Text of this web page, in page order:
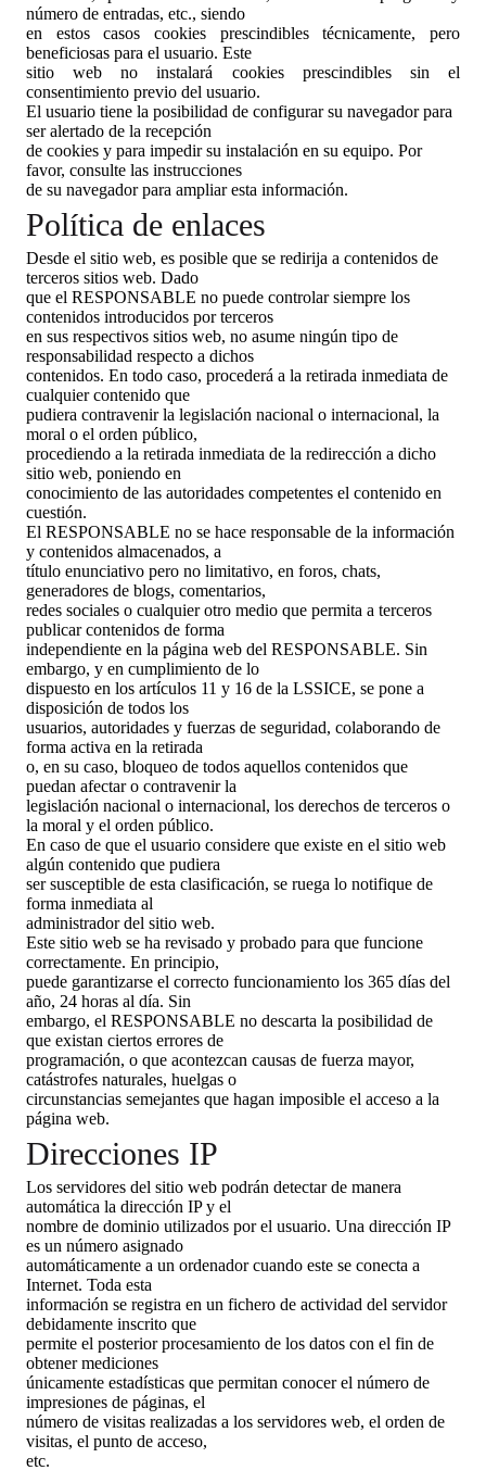
número de entradas, etc., siendo
en estos casos cookies prescindibles técnicamente, pero
beneficiosas para el usuario. Este
sitio web no instalará cookies prescindibles sin el
consentimiento previo del usuario.
El usuario tiene la posibilidad de configurar su navegador para
ser alertado de la recepción
de cookies y para impedir su instalación en su equipo. Por
favor, consulte las instrucciones
de su navegador para ampliar esta información.
Política de enlaces
Desde el sitio web, es posible que se redirija a contenidos de
terceros sitios web. Dado
que el RESPONSABLE no puede controlar siempre los
contenidos introducidos por terceros
en sus respectivos sitios web, no asume ningún tipo de
responsabilidad respecto a dichos
contenidos. En todo caso, procederá a la retirada inmediata de
cualquier contenido que
pudiera contravenir la legislación nacional o internacional, la
moral o el orden público,
procediendo a la retirada inmediata de la redirección a dicho
sitio web, poniendo en
conocimiento de las autoridades competentes el contenido en
cuestión.
El RESPONSABLE no se hace responsable de la información
y contenidos almacenados, a
título enunciativo pero no limitativo, en foros, chats,
generadores de blogs, comentarios,
redes sociales o cualquier otro medio que permita a terceros
publicar contenidos de forma
independiente en la página web del RESPONSABLE. Sin
embargo, y en cumplimiento de lo
dispuesto en los artículos 11 y 16 de la LSSICE, se pone a
disposición de todos los
usuarios, autoridades y fuerzas de seguridad, colaborando de
forma activa en la retirada
o, en su caso, bloqueo de todos aquellos contenidos que
puedan afectar o contravenir la
legislación nacional o internacional, los derechos de terceros o
la moral y el orden público.
En caso de que el usuario considere que existe en el sitio web
algún contenido que pudiera
ser susceptible de esta clasificación, se ruega lo notifique de
forma inmediata al
administrador del sitio web.
Este sitio web se ha revisado y probado para que funcione
correctamente. En principio,
puede garantizarse el correcto funcionamiento los 365 días del
año, 24 horas al día. Sin
embargo, el RESPONSABLE no descarta la posibilidad de
que existan ciertos errores de
programación, o que acontezcan causas de fuerza mayor,
catástrofes naturales, huelgas o
circunstancias semejantes que hagan imposible el acceso a la
página web.
Direcciones IP
Los servidores del sitio web podrán detectar de manera
automática la dirección IP y el
nombre de dominio utilizados por el usuario. Una dirección IP
es un número asignado
automáticamente a un ordenador cuando este se conecta a
Internet. Toda esta
información se registra en un fichero de actividad del servidor
debidamente inscrito que
permite el posterior procesamiento de los datos con el fin de
obtener mediciones
únicamente estadísticas que permitan conocer el número de
impresiones de páginas, el
número de visitas realizadas a los servidores web, el orden de
visitas, el punto de acceso,
etc.